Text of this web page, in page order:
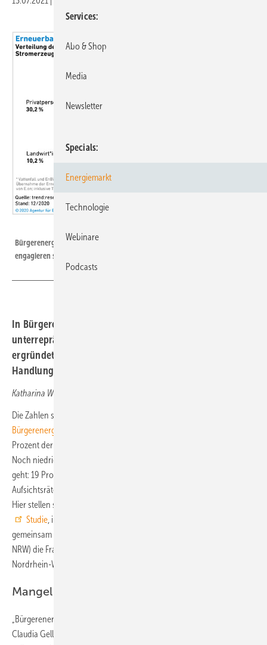
Bürgerenergie ist ein wichtiger Faktor in der Energiewende. Aber bislang
engagieren sich nur wenige Frauen.
In Bürgerenergiegesellschaften sind Frauen
unterrepräsentiert. Ein Forschungsprojekt hat Ursachen
ergründet und will im nächsten Schritt
Handlungsempfehlungen erarbeiten.
Katharina Wolf
Die Zahlen sind ernüchternd: Frauen sind in
Bürgerenergiegesellschaften
Prozent der Mitglieder sind weiblich, sie halten 27 Prozent der Anteile.
Noch niedriger liegen die Zahlen, wenn es um Führungspositionen
geht: 19 Prozent der Geschäftsführer sind weiblich, 21 Prozent der
Aufsichtsräte. Nur bei Vorstandsposten sind Frauen stärker vertreten:
Hier stellen sie 35 Prozent. Zu diesen Ergebnissen kommt eine
Studie , in der die World Wind Energy Association (WWEA)
gemeinsam mit dem Landesverband Erneuerbare Energien NRW (LEE
NRW) die Frauen-Situation bei dezentralen Energie-Initiativen in
Nordrhein-Westfalen untersucht.
Mangel an Zeit und Kapital bremsen Frauen
„Bürgerenergie leistet einen wichtigen Beitrag zur
Claudia Gellert, stellvertretende Vorsitzende des LEE NRW. „Deshalb
Services
Abo & Shop
Media
Newsletter
Specials
Energiemarkt
Technologie
Webinare
Podcasts